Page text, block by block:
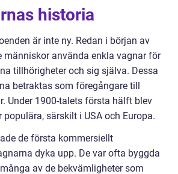
historia
är inte ny. Redan i början av
människor använda enkla vagnar för
tillhörigheter och sig själva. Dessa
betraktas som föregångare till
Under 1900-talets första hälft blev
särskilt i USA och Europa.
de första kommersiellt
dyka upp. De var ofta byggda
av de bekvämligheter som